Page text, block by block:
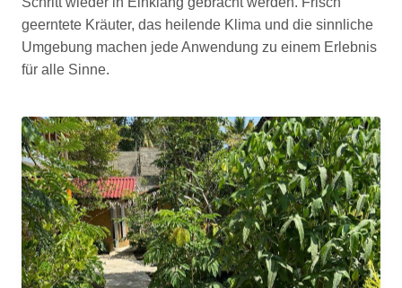
geerntete Kräuter, das heilende Klima und die sinnliche
Umgebung machen jede Anwendung zu einem Erlebnis
für alle Sinne.